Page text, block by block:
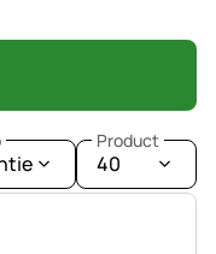
Product
40